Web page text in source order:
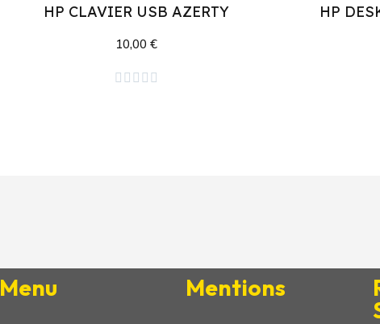
HP CLAVIER USB AZERTY
10,00 €
    
HP
Menu Mentions